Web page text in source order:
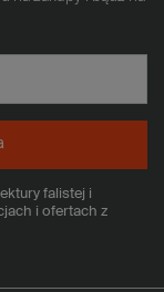
falistej i
i ofertach z